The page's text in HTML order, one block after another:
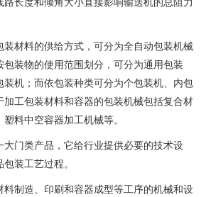
长度和倾角大小直接影响输送机的总阻力
装材料的供给方式，可分为全自动包装机械
包装物的使用范围划分，可分为通用包装
装机；而依包装种类可分为个包装机、内包
加工包装材料和容器的包装机械包括复合材
料中空容器加工机械等。
大门类产品，它给行业提供必要的技术设
装工艺过程。
料制造、印刷和容器成型等工序的机械和设